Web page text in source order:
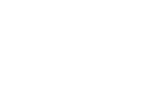
LiDAR que melhora a qualidade